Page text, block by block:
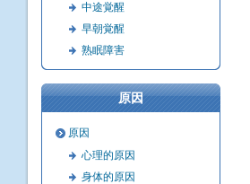
中途覚醒
早朝覚醒
熟眠障害
原因
原因
心理的原因
身体的原因